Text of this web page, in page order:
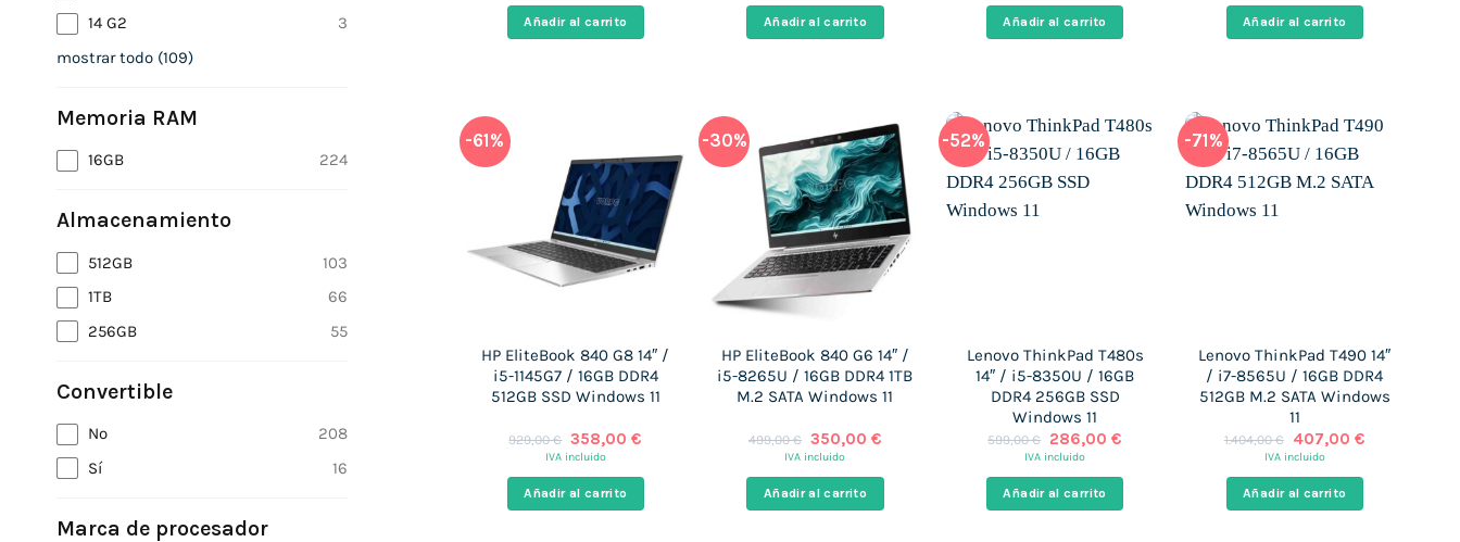
14 G2
3
mostrar todo (109)
Memoria RAM
16GB 224
Almacenamiento
512GB
103
1TB
66
256GB
55
Convertible
No
208
Sí
16
Marca de procesador
era:
489,00 €.288,00 €.
Añadir al carrito
era:
799,00 €.
es:
332,25 €.
Añadir al carrito
era:
899,00 €.379,00 €.
Añadir al carrito
era:
399,00 €.275,00 €.
Añadir al carrito
-61%
HP EliteBook 840 G8 14″ /
i5-1145G7 / 16GB DDR4
512GB SSD Windows 11
929,00€ El
precio
era:
929,00 €.
358,00€
es:
358,00 €.
IVA incluido
Añadir al carrito
-30%
HP EliteBook 840 G6 14″ /
i5-8265U / 16GB DDR4 1TB
M.2 SATA Windows 11
499,00€ El
precio
era:
499,00 €.
350,00 €El
es:
350,00 €.
IVA incluido
Añadir al carrito
-52%
Lenovo ThinkPad T480s
14″ / i5-8350U / 16GB
DDR4 256GB SSD
Windows 11
599,00€
El
precio
era:
599,00 €.
286,00 €El
es:
286,00 €.
IVA incluido
Añadir al carrito
-71%
Lenovo ThinkPad T490 14″
/ i7-8565U / 16GB DDR4
512GB M.2 SATA Windows
11
1.404,00€
El
precio
era:
1.404,00 €.
407,00 €El
IVA incluido
Añadir al carrito